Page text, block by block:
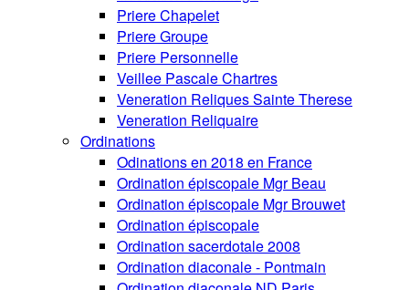
Priere Chapelet
Priere Groupe
Priere Personnelle
Veillee Pascale Chartres
Veneration Reliques Sainte Therese
Veneration Reliquaire
Ordinations
Odinations en 2018 en France
Ordination épiscopale Mgr Beau
Ordination épiscopale Mgr Brouwet
Ordination épiscopale
Ordination sacerdotale 2008
Ordination diaconale - Pontmain